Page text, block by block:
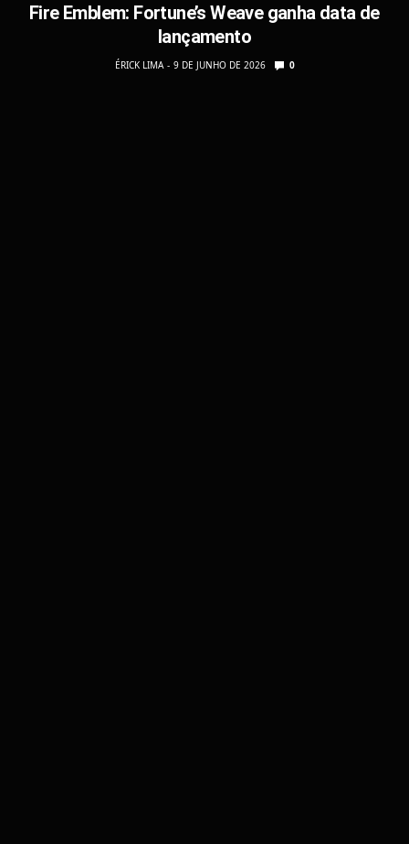
Fire Emblem: Fortune’s Weave ganha data de
lançamento
ÉRICK LIMA 9 DE JUNHO DE 2026 0